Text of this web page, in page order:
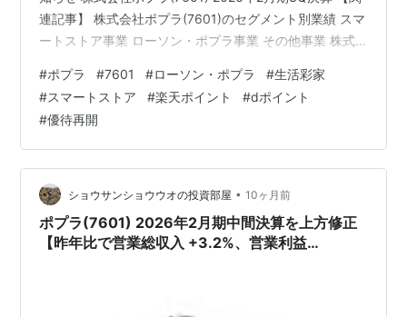
連記事】 株式会社ポプラ(7601)のセグメント別業績 スマ
ートストア事業 ローソン・ポプラ事業 その他事業 株式
率 【関連記事】 株式会社ポプラ(7601)の配当利回り ブ
ログをご覧頂き、ありがとうございます。 私は
「shousanshouuo」と申します。 中小型バリュー株を中
心とした長期投資スタンスで、 兼業投資家として活動し
ています。 コンビニエ…
#ポプラ #7601 #ローソン・ポプラ #生活彩家
#スマートストア #楽天ポイント #dポイント
#優待再開
ショウサンショウウオの投資部屋 • 10ヶ月前
ポプラ(7601) 2026年2月期中間決算を上方修正
【昨年比で営業総収入 +3.2%、営業利益